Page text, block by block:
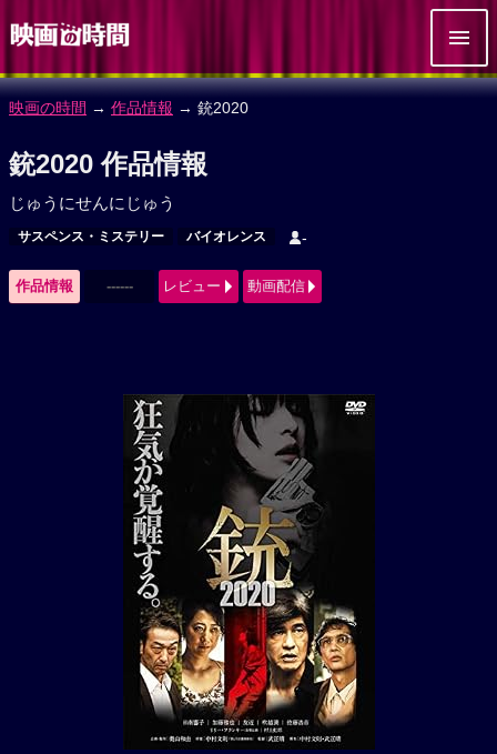
映画の時間 → 作品情報 → 銃2020
銃2020 作品情報
じゅうにせんにじゅう
サスペンス・ミステリー バイオレンス -
作品情報 ------ レビュー 動画配信